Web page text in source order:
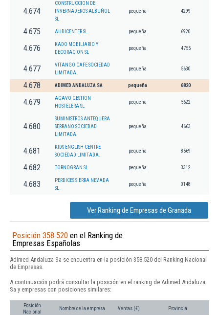
4.674
CONSTRUCCION DE
INVERNADEROS ALBUÑOL
SL
pequeña 4299
4.675 AUDICENTER SL pequeña 6920
4.676
KADO MOBILIARIO Y
DECORACION SL
pequeña 4755
4.677
VITANGO CAFE SOCIEDAD
LIMITADA.
pequeña 5630
4.678 ADIMED ANDALUZA SA pequeña 6820
4.679
AGAVO GESTION
HOSTELERA SL
pequeña 5622
4.680
SUMINISTROS ANTEQUERA
SERRANO SOCIEDAD
LIMITADA.
pequeña 4663
4.681
KIDS ENGLISH CENTRE
SOCIEDAD LIMITADA.
pequeña 8569
4.682 TORNOGRAN SL pequeña 3312
4.683
PERDICES SIERRA NEVADA
SL
pequeña 0148
Ver Ranking de Empresas de Granada
Posición 358.520 en el Ranking de
Empresas Españolas
Adimed Andaluza Sa se encuentra en la posición 358.520 del Ranking Nacional
de Empresas.
A continuación podrá consultar la posición en el ranking de Adimed Andaluza
Sa y empresas con posiciones similares:
Posición
Nacional
Nombre de la empresa Ventas (€) Provincia